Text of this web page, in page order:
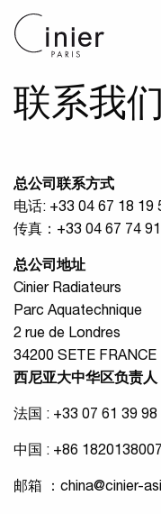
联系我们
总公司联系方式
电话: +33 04 67 18 19
传真：+33 04 67 74
总公司地址
Cinier Radiateurs
Parc Aquatechnique
2 rue de Londres
34200 SETE FRANCE
西尼亚大中华区负责人
法国 : +33 07 61 39 98
中国 : +86
邮箱 ： china@cinier-